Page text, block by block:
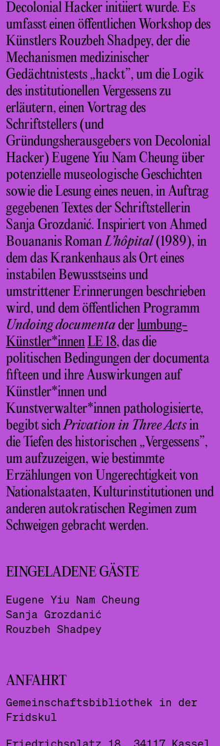
Decolonial Hacker initiiert wurde. Es
umfasst einen öffentlichen Workshop des
Künstlers Rouzbeh Shadpey, der die
Mechanismen medizinischer
Gedächtnistests „hackt”, um die Logik
des institutionellen Vergessens zu
erläutern, einen Vortrag des
Schriftstellers (und
Gründungsherausgebers von Decolonial
Hacker) Eugene Yiu Nam Cheung über
potenzielle museologische Geschichten
sowie die Lesung eines neuen, in Auftrag
gegebenen Textes der Schriftstellerin
Sanja Grozdanić. Inspiriert von Ahmed
Bouananis RomanL’hôpital(1989), in
dem das Krankenhaus als Ort eines
instabilen Bewusstseins und
umstrittener Erinnerungen beschrieben
wird, und dem öffentlichen Programm
Undoing documentaderlumbung-
Künstler*innenLE 18, das die
politischen Bedingungen der documenta
fifteen und ihre Auswirkungen auf
Künstler*innen und
Kunstverwalter*innen pathologisierte,
begibt sichPrivation in Three Actsin
die Tiefen des historischen „Vergessens”,
um aufzuzeigen, wie bestimmte
Erzählungen von Ungerechtigkeit von
Nationalstaaten, Kulturinstitutionen und
anderen autokratischen Regimen zum
Schweigen gebracht werden.
EINGELADENE GÄSTE
Eugene Yiu Nam Cheung
Sanja Grozdanić
Rouzbeh Shadpey
ANFAHRT
Gemeinschaftsbibliothek in der
Fridskul